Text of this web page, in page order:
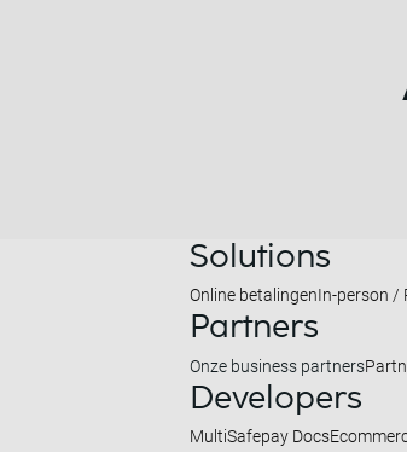
Solutions
Online betalingenIn-person /
Partners
Onze business partners
Developers
MultiSafepay Docs